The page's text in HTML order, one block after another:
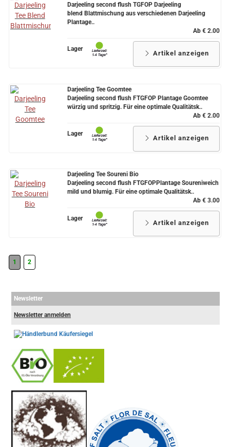
Darjeeling second flush TGFOP Darjeeling
blend Blattmischung aus verschiedenen Darjeeling
Plantage..
Ab € 2.00
Lager
Artikel anzeigen
Darjeeling Tee Goomtee
Darjeeling second flush FTGFOP Plantage Goomtee
würzig und spritzig. Für eine optimale Qualitätsk..
Ab € 2.00
Lager
Artikel anzeigen
Darjeeling Tee Soureni Bio
Darjeeling second flush FTGFOPPlantage Soureniweich
mild und blumig. Für eine optimale Qualitätsk..
Ab € 3.00
Lager
Artikel anzeigen
1 2
Newsletter
Newsletter anmelden